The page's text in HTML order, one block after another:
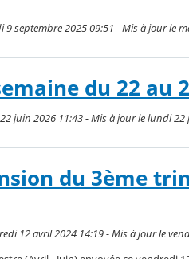
septembre 2025 09:51 - Mis à jour le
du 22 au
juin 2026 11:43 - Mis à jour le lundi 22
du 3ème
12 avril 2024 14:19 - Mis à jour le